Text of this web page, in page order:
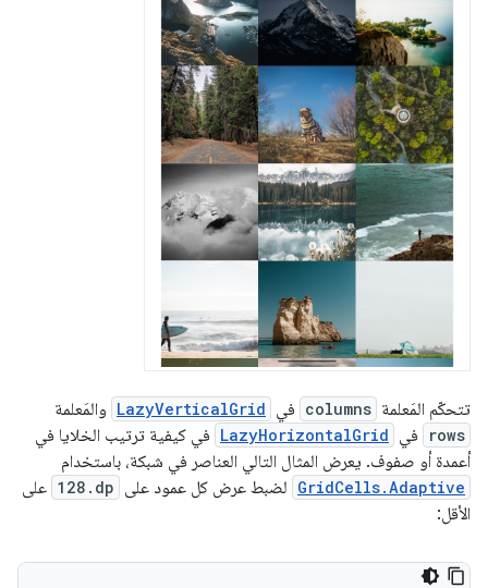
تتحكّم المَعلمة columns في LazyVerticalGrid والمَعلمة
rows في LazyHorizontalGrid في كيفية ترتيب الخلايا في
أعمدة أو صفوف. يعرض المثال التالي العناصر في شبكة، باستخدام
GridCells.Adaptive لضبط عرض كل عمود على 128.dp على
الأقل: